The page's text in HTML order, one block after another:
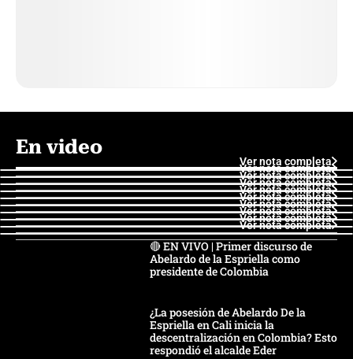
En video
Ver nota completa
Ver nota completa
Ver nota completa
Ver nota completa
Ver nota completa
Ver nota completa
Ver nota completa
Ver nota completa
Ver nota completa
Ver nota completa
🔴 EN VIVO | Primer discurso de
Abelardo de la Espriella como
presidente de Colombia
¿La posesión de Abelardo De la
Espriella en Cali inicia la
descentralización en Colombia? Esto
respondió el alcalde Eder